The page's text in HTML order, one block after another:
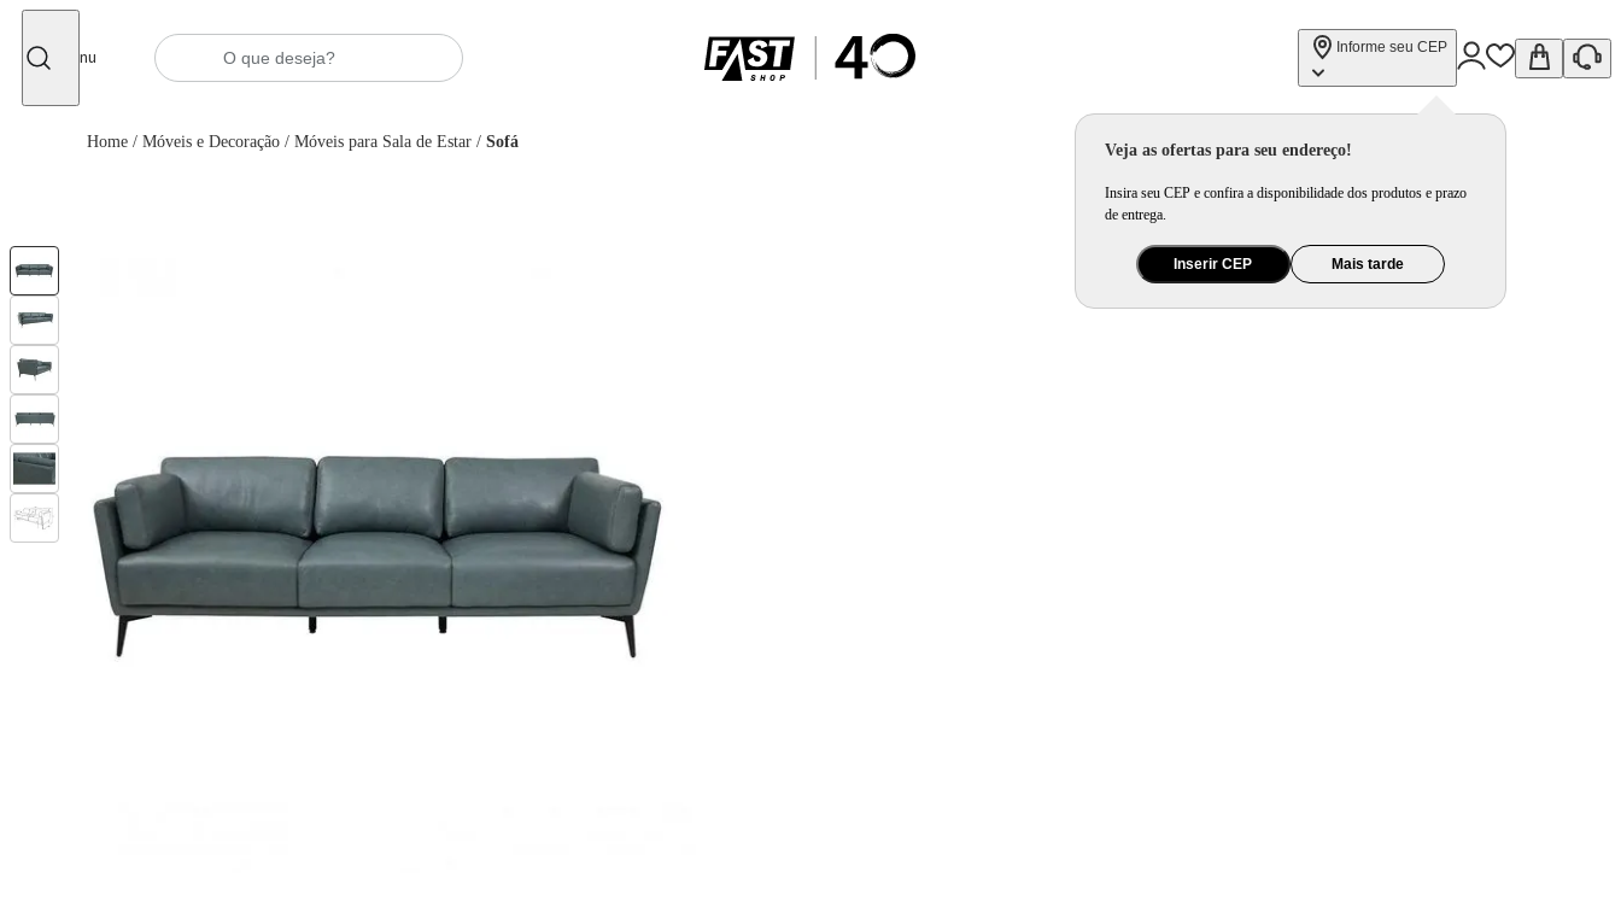
Menu
Informe seu CEP
Veja as ofertas para seu endereço!
Insira seu CEP e confira a disponibilidade dos produtos e prazo
de entrega.
Inserir CEP Mais tarde
Home / Móveis e Decoração / Móveis para Sala de Estar / Sofá